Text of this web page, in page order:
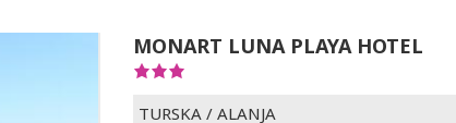
MONART LUNA PLAYA HOTEL
TURSKA / ALANJA